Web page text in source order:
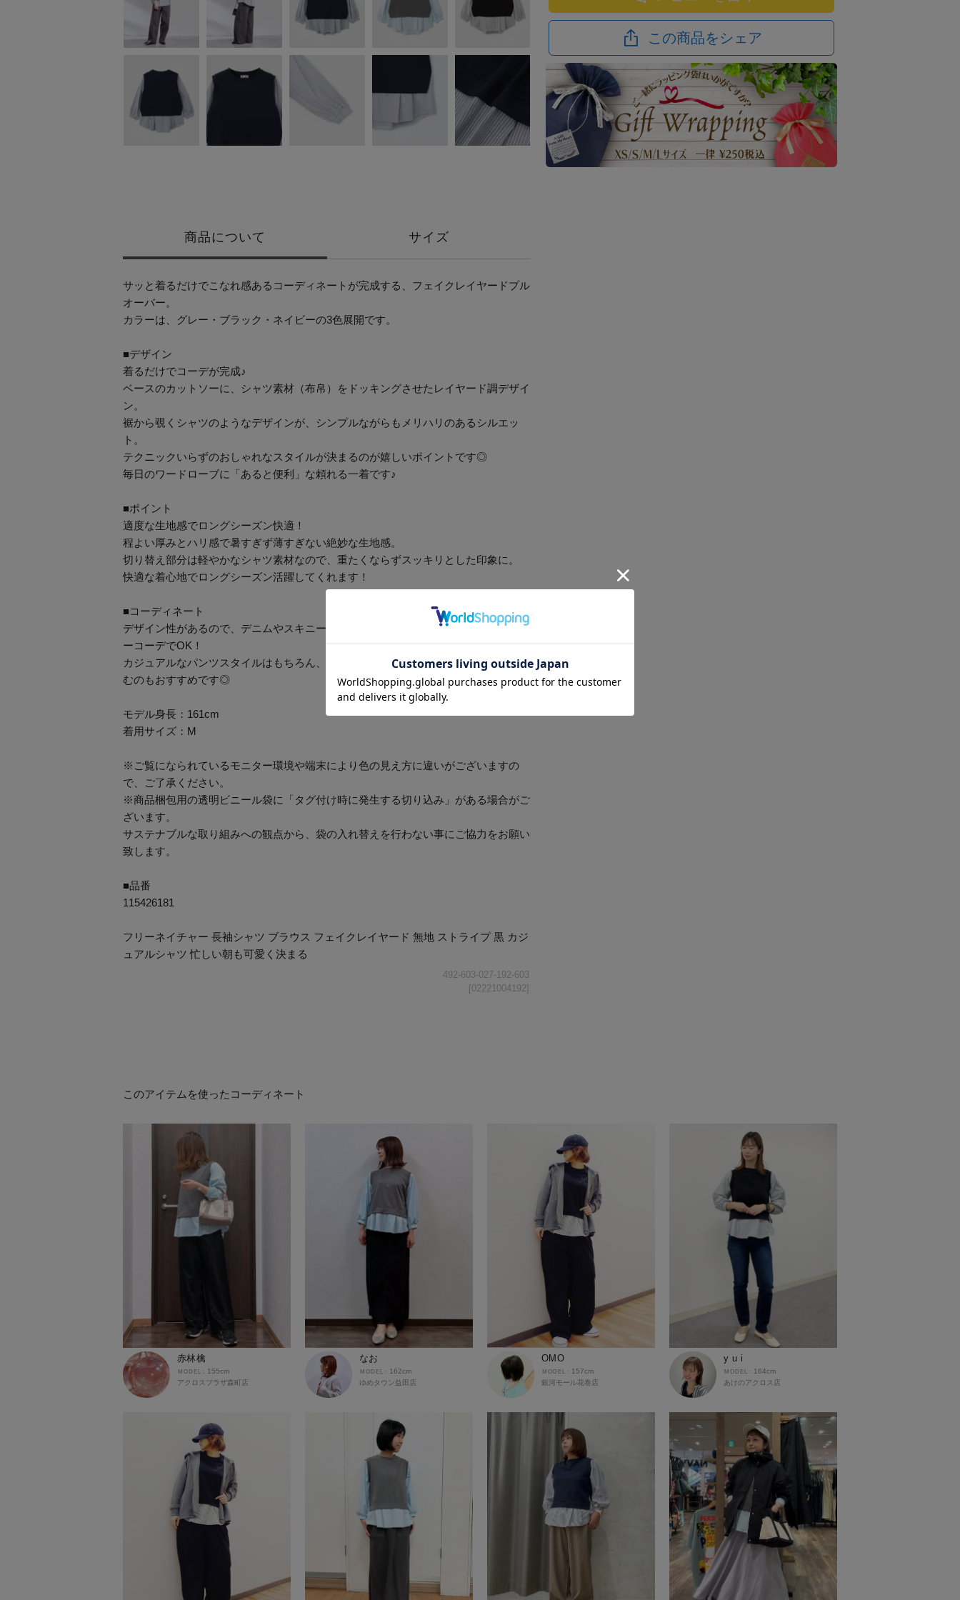
商品について サイズ
サッと着るだけでこなれ感あるコーディネートが完成する、フェイクレイヤードプル
オーバー。
カラーは、グレー・ブラック・ネイビーの3色展開です。
■デザイン
着るだけでコーデが完成♪
ベースのカットソーに、シャツ素材（布帛）をドッキングさせたレイヤード調デザイ
ン。
裾から覗くシャツのようなデザインが、シンプルながらもメリハリのあるシルエッ
ト。
テクニックいらずのおしゃれなスタイルが決まるのが嬉しいポイントです◎
毎日のワードローブに「あると便利」な頼れる一着です♪
■ポイント
適度な生地感でロングシーズン快適！
程よい厚みとハリ感で暑すぎず薄すぎない絶妙な生地感。
切り替え部分は軽やかなシャツ素材なので、重たくならずスッキリとした印象に。
快適な着心地でロングシーズン活躍してくれます！
■コーディネート
デザイン性があるので、デニムやスキニーパンツと合わせるだけのシンプルなワンツ
ーコーデでOK！
カジュアルなパンツスタイルはもちろん、細身のボトムスと合わせてメリハリを楽し
むのもおすすめです◎
モデル身長：161cm
着用サイズ：M
※ご覧になられているモニター環境や端末により色の見え方に違いがございますの
で、ご了承ください。
※商品梱包用の透明ビニール袋に「タグ付け時に発生する切り込み」がある場合がご
ざいます。
サステナブルな取り組みへの観点から、袋の入れ替えを行わない事にご協力をお願い
致します。
■品番
115426181
フリーネイチャー 長袖シャツ ブラウス フェイクレイヤード 無地 ストライプ 黒 カジ
ュアルシャツ 忙しい朝も可愛く決まる
492-603-027-192-603
[02221004192]
この商品をシェア
このアイテムを使ったコーディネート
赤林檎
アクロスプラザ森町店
155cm
なお
ゆめタウン益田店
162cm
OMO
銀河モール花巻店
157cm
y u i
あけのアクロス店
164cm